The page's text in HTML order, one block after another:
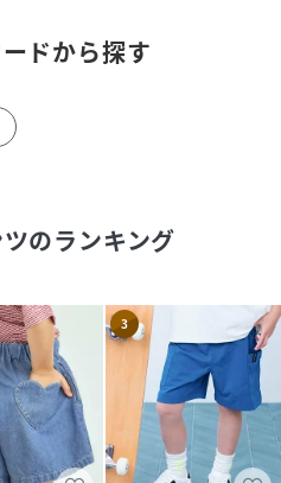
ドから探す
のランキング
3